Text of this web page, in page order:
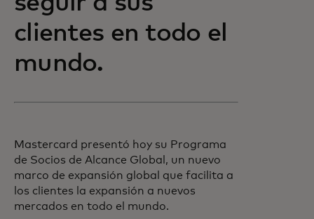
clientes en todo el
mundo.
Mastercard presentó hoy su Programa
de Socios de Alcance Global, un nuevo
marco de expansión global que facilita a
los clientes la expansión a nuevos
mercados en todo el mundo.